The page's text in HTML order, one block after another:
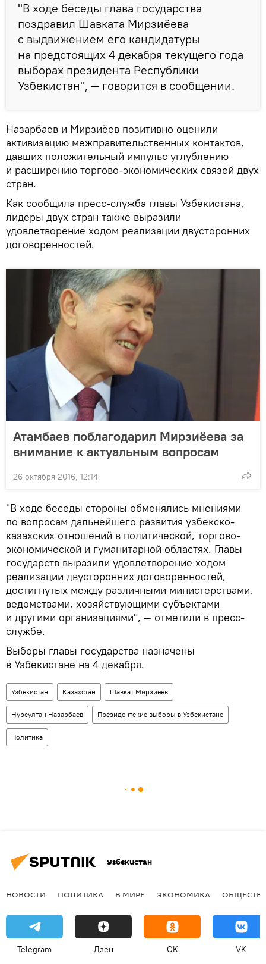
"В ходе беседы глава государства
поздравил Шавката Мирзиёева
с выдвижением его кандидатуры
на предстоящих 4 декабря текущего года
выборах президента Республики
Узбекистан", — говорится в сообщении.
Назарбаев и Мирзиёев позитивно оценили
активизацию межправительственных контактов,
давших положительный импульс углублению
и расширению торгово-экономических связей двух
стран.
Как сообщила пресс-служба главы Узбекистана,
лидеры двух стран также выразили
удовлетворение ходом реализации двусторонних
договоренностей.
Атамбаев поблагодарил Мирзиёева за
внимание к актуальным вопросам
26 октября 2016, 12:14
"В ходе беседы стороны обменялись мнениями
по вопросам дальнейшего развития узбекско-
казахских отношений в политической, торгово-
экономической и гуманитарной областях. Главы
государств выразили удовлетворение ходом
реализации двусторонних договоренностей,
достигнутых между различными министерствами,
ведомствами, хозяйствующими субъектами
и другими организациями", — отметили в пресс-
службе.
Выборы главы государства назначены
в Узбекистане на 4 декабря.
Узбекистан Казахстан Шавкат Мирзиёев
Нурсултан Назарбаев Президентские выборы в Узбекистане
Политика
Узбекистан
НОВОСТИ ПОЛИТИКА В МИРЕ ЭКОНОМИКА
Telegram Дзен OK VK